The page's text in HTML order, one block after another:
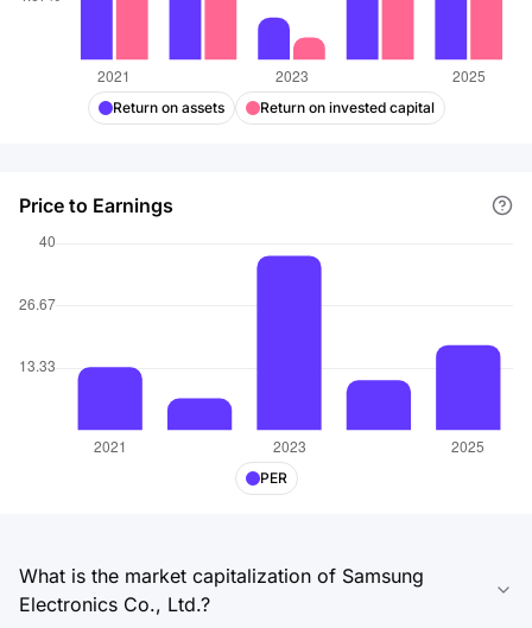
Return on assets Return on invested capital
Price to Earnings
PER
What is the market capitalization of Samsung
Electronics Co., Ltd.?